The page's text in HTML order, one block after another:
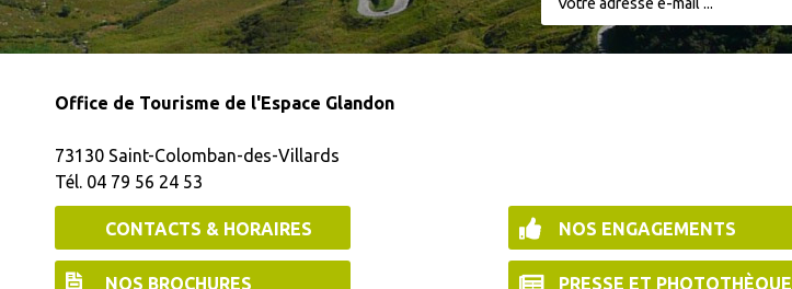
Office de Tourisme de l'Espace Glandon
73130 Saint-Colomban-des-Villards
Tél. 04 79 56 24 53
CONTACTS & HORAIRES
NOS BROCHURES
NOS ENGAGEMENTS
PRESSE ET PHOTOTHÈQUE